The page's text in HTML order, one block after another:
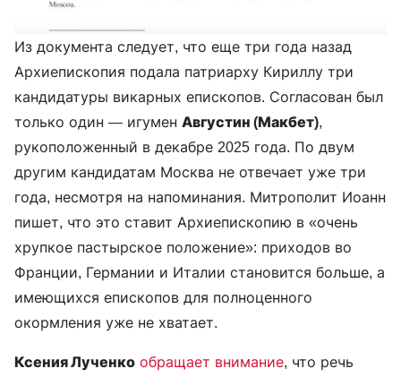
Из документа следует, что еще три года назад
Архиепископия подала патриарху Кириллу три
кандидатуры викарных епископов. Согласован был
только один — игумен Августин (Макбет),
рукоположенный в декабре 2025 года. По двум
другим кандидатам Москва не отвечает уже три
года, несмотря на напоминания. Митрополит Иоанн
пишет, что это ставит Архиепископию в «очень
хрупкое пастырское положение»: приходов во
Франции, Германии и Италии становится больше, а
имеющихся епископов для полноценного
окормления уже не хватает.
Ксения Лученко обращает внимание, что речь